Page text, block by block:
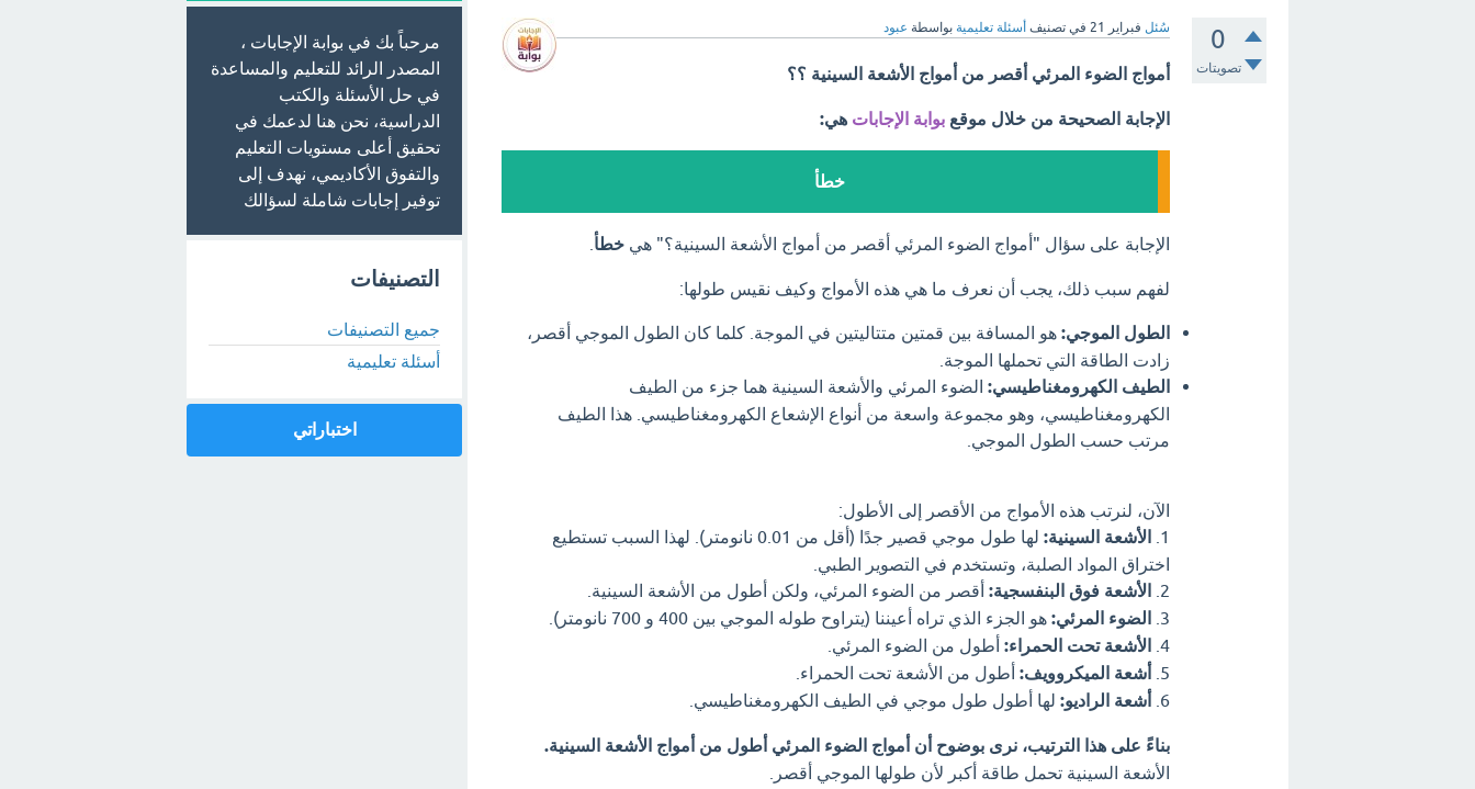
0
تصويتات
سُئل فبراير 21 في تصنيف أسئلة تعليمية بواسطة عبود
أمواج الضوء المرئي أقصر من أمواج الأشعة السينية ؟؟
الإجابة الصحيحة من خلال موقع بوابة الإجابات هي:
خطأ
الإجابة على سؤال "أمواج الضوء المرئي أقصر من أمواج الأشعة السينية؟" هي خطأ
لفهم سبب ذلك، يجب أن نعرف ما هي هذه الأمواج وكيف نقيس طولها:
الطول الموجي: هو المسافة بين قمتين متتاليتين في الموجة. كلما كان الطول الموجي أقصر،
زادت الطاقة التي تحملها الموجة.
الطيف الكهرومغناطيسي: الضوء المرئي والأشعة السينية هما جزء من الطيف
الكهرومغناطيسي، وهو مجموعة واسعة من أنواع الإشعاع الكهرومغناطيسي. هذا الطيف
مرتب حسب الطول الموجي.
الآن، لنرتب هذه الأمواج من الأقصر إلى الأطول:
1. الأشعة السينية:
لها طول موجي قصير جدًا (أقل من 0.01 نانومتر). لهذا السبب تستطيع
اختراق المواد الصلبة، وتستخدم في التصوير الطبي.
2. الأشعة فوق البنفسجية: أقصر من الضوء المرئي، ولكن أطول من الأشعة السينية.
3. الضوء المرئي: هو الجزء الذي تراه أعيننا (يتراوح طوله الموجي بين 400 و 700 نانومتر).
4. الأشعة تحت الحمراء: أطول من الضوء المرئي.
5.
أشعة الميكروويف: أطول من الأشعة تحت الحمراء.
6.
أشعة الراديو: لها أطول طول موجي في الطيف الكهرومغناطيسي.
بناءً على هذا الترتيب، نرى بوضوح أن أمواج الضوء المرئي أطول من أمواج الأشعة السينية.
الأشعة السينية تحمل طاقة أكبر لأن طولها الموجي أقصر.
مرحباً بك في بوابة الإجابات ،
المصدر الرائد للتعليم والمساعدة
في حل الأسئلة والكتب
الدراسية، نحن هنا لدعمك في
تحقيق أعلى مستويات التعليم
والتفوق الأكاديمي، نهدف إلى
توفير إجابات شاملة لسؤالك
التصنيفات
جميع التصنيفات
أسئلة تعليمية
اختباراتي